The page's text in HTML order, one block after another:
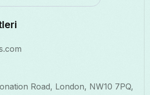
Road, London, NW10 7PQ,